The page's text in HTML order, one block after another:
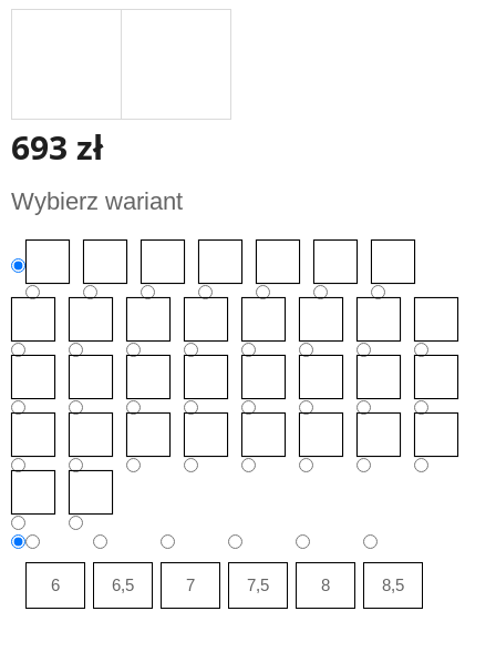
693 zł
jednostkowa:
Wybierz wariant
6 6,5 7 7,5 8 8,5